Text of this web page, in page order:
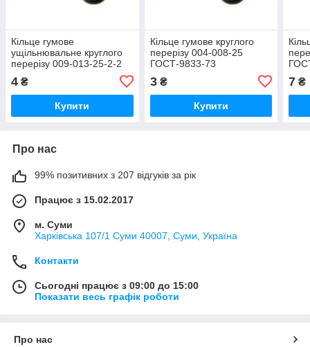
Кільце гумове
ущільнювальне круглого
перерізу 009-013-25-2-2
4 ₴
Купити
Кільце гумове круглого
перерізу 004-008-25
ГОСТ-9833-73
3₴
Купити
7 ₴
Про нас
99% позитивних з 207 відгуків за рік
Працює з 15.02.2017
м. Суми
Харківська 107/1 Суми 40007, Суми, Україна
Контакти
Сьогодні працює з 09:00 до 15:00
Показати весь графік роботи
Про нас